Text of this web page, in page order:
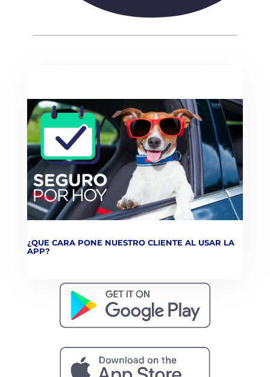
¿QUE CARA PONE NUESTRO CLIENTE AL USAR LA
APP?